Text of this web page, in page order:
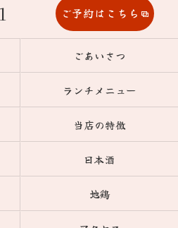
ご予約はこちら
ごあいさつ
ランチメニュー
当店の特徴
日本酒
地鶏